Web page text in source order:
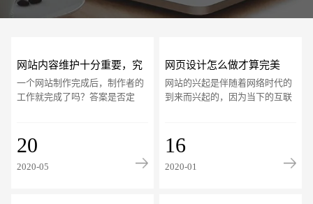
网站内容维护十分重要，究
竟如何做
一个网站制作完成后，制作者的
工作就完成了吗？答案是否定
可以完成。网站的
20
2020-05
网页设计怎么做才算完美
网站的兴起是伴随着网络时代的
到来而兴起的，因为当下的互联
司产品、服务、
16
2020-01